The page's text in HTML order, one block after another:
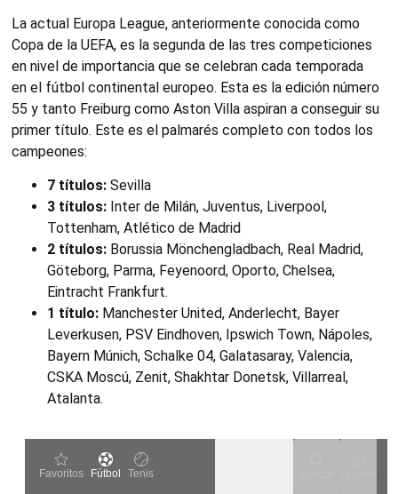
La actual Europa League, anteriormente conocida como
Copa de la UEFA, es la segunda de las tres competiciones
en nivel de importancia que se celebran cada temporada
en el fútbol continental europeo. Esta es la edición número
55 y tanto Freiburg como Aston Villa aspiran a conseguir su
primer título. Este es el palmarés completo con todos los
campeones:
7 títulos: Sevilla
3 títulos: Inter de Milán, Juventus, Liverpool,
Tottenham, Atlético de Madrid
2 títulos: Borussia Mönchengladbach, Real Madrid,
Göteborg, Parma, Feyenoord, Oporto, Chelsea,
Eintracht Frankfurt.
1 título: Manchester United, Anderlecht, Bayer
Leverkusen, PSV Eindhoven, Ipswich Town, Nápoles,
Bayern Múnich, Schalke 04, Galatasaray, Valencia,
CSKA Moscú, Zenit, Shakhtar Donetsk, Villarreal,
Atalanta.